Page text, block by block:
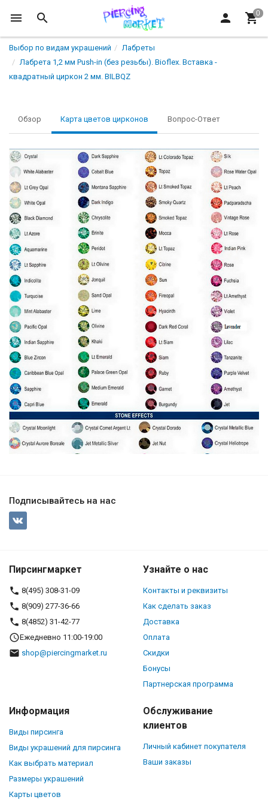
Выбор по видам украшений
Лабреты
Лабрета 1,2 мм Push-in (без резьбы). Bioflex. Вставка -
квадратный циркон 2 мм. BILBQZ
Обзор Карта цветов цирконов Вопрос-Ответ
Подписывайтесь на нас
Пирсингмаркет
8(495) 308-31-09
8(909) 277-36-66
8(4852) 31-42-77
Ежедневно 11:00-19:00
shop@piercingmarket.ru
Узнайте о нас
Контакты и реквизиты
Как сделать заказ
Доставка
Оплата
Скидки
Бонусы
Партнерская программа
Информация
Виды пирсинга
Виды украшений для пирсинга
Как выбрать материал
Размеры украшений
Карты цветов
Обслуживание
клиентов
Личный кабинет покупателя
Ваши заказы